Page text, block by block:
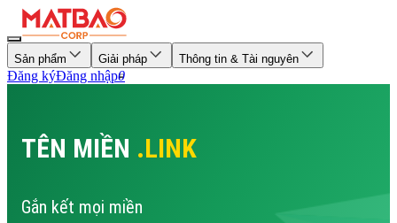
Sản phẩm Giải pháp Thông tin & Tài nguyên
Đăng kýĐăng nhập0
TÊN MIỀN .LINK
Gắn kết mọi miền